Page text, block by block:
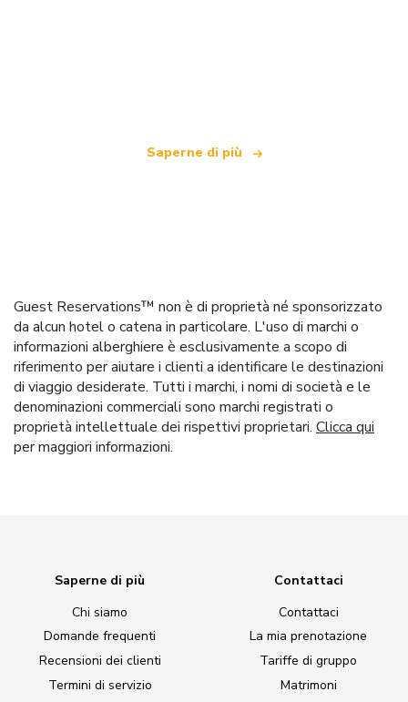
Saperne di più
Guest Reservations™ non è di proprietà né sponsorizzato
da alcun hotel o catena in particolare. L'uso di marchi o
informazioni alberghiere è esclusivamente a scopo di
riferimento per aiutare i clienti a identificare le destinazioni
di viaggio desiderate. Tutti i marchi, i nomi di società e le
denominazioni commerciali sono marchi registrati o
proprietà intellettuale dei rispettivi proprietari. Clicca qui
per maggiori informazioni.
Saperne di più
Chi siamo
Domande frequenti
Recensioni dei clienti
Termini di servizio
Contattaci
Contattaci
La mia prenotazione
Tariffe di gruppo
Matrimoni